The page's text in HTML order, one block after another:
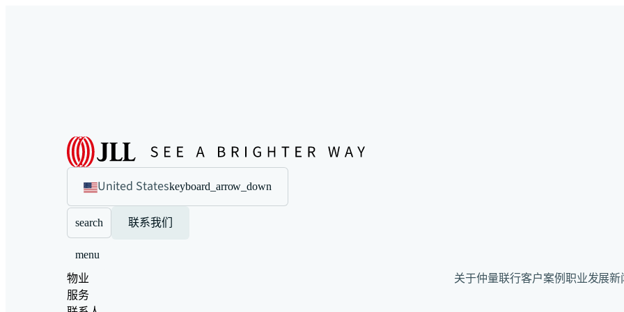
United Stateskeyboard_arrow_down
search 联系我们
menu
物业
服务
关于仲量联行客户案例职业发展新